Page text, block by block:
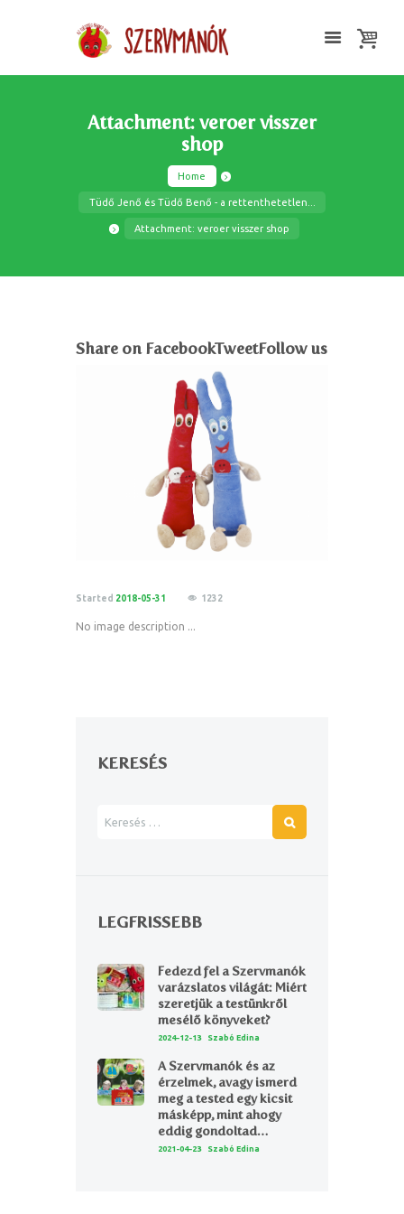
Attachment: veroer visszer
shop
Home
Tüdő Jenő és Tüdő Benő - a rettenthetetlen...
Attachment: veroer visszer shop
Share on FacebookTweetFollow us
Started 2018-05-31 1232
No image description ...
KERESÉS
LEGFRISSEBB
Fedezd fel a Szervmanók
varázslatos világát: Miért
szeretjük a testünkről
mesélő könyveket?
2024-12-13 Szabó Edina
A Szervmanók és az
érzelmek, avagy ismerd
meg a tested egy kicsit
másképp, mint ahogy
eddig gondoltad…
2021-04-23 Szabó Edina